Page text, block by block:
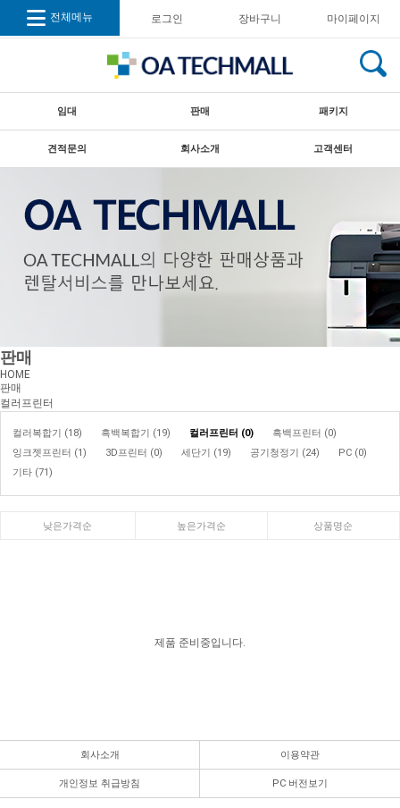
전체메뉴 로그인 장바구니 마이페이지
임대 판매 패키지
견적문의 회사소개 고객센터
판매
HOME
판매
컬러프린터
컬러복합기 (18) 흑백복합기 (19) 컬러프린터 (0)
흑백프린터 (0)
잉크젯프린터 (1)
3D프린터 (0) 세단기 (19) 공기청정기 (24)
PC (0)
기타 (71)
낮은가격순 높은가격순 상품명순
제품 준비중입니다.
회사소개 이용약관
개인정보 취급방침 PC 버전보기